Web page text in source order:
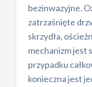
bezinwazyjne.
zatrzaśnięte
skrzydła,
mechanizm jest
przypadku
konieczna jest